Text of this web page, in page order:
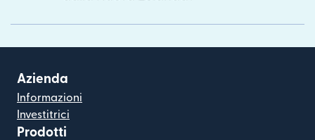
Azienda
Informazioni
Investitrici
Prodotti